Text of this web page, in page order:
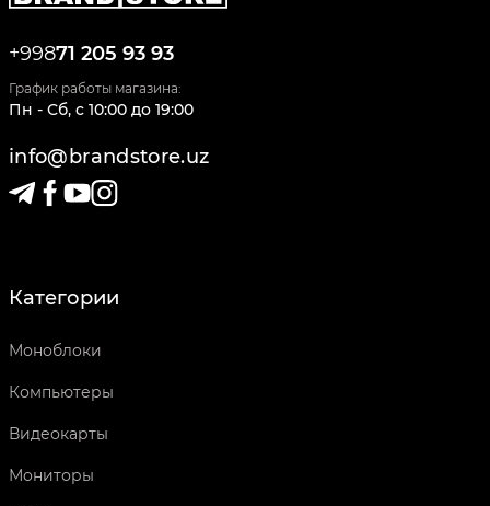
+99871 205 93 93
График работы магазина:
Пн - Сб, c 10:00 до 19:00
info@brandstore.uz
Категории
Моноблоки
Компьютеры
Видеокарты
Мониторы